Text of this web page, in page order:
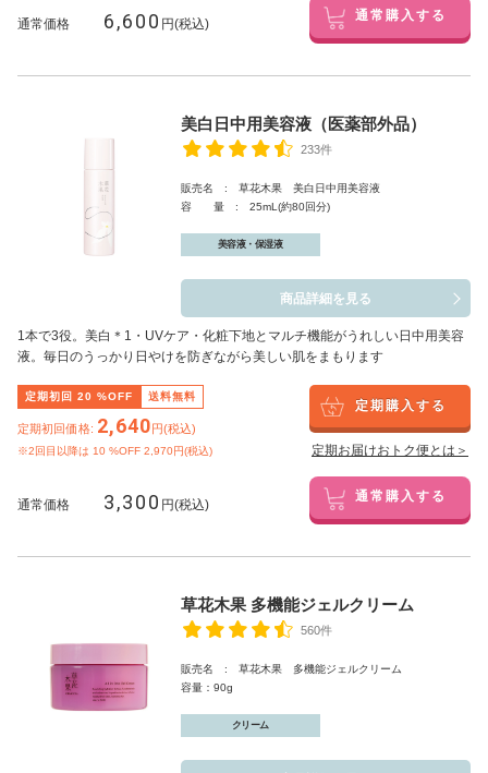
通常価格 6,600 円(税込) 通常購入する
美白日中用美容液（医薬部外品）
233件
販売名 : 草花木果 美白日中用美容液
容 量 : 25mL(約80回分)
美容液・保湿液
商品詳細を見る
1本で3役。美白 ＊1 ・UVケア・化粧下地とマルチ機能がうれしい日中用美容
液。毎日のうっかり日やけを防ぎながら美しい肌をまもります
定期初回 20 %OFF 送料無料
定期初回価格: 2,640円(税込)
※2回目以降は 10 %OFF 2,970円(税込)
定期購入する
定期お届けおトク便とは＞
通常価格 3,300 円(税込) 通常購入する
草花木果 多機能ジェルクリーム
560件
販売名 : 草花木果 多機能ジェルクリーム
容量：90g
クリーム